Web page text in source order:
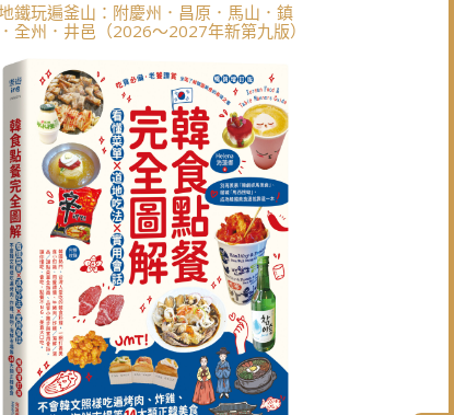
鐵玩遍釜山：附慶州．昌原．馬山．鎮
全州．井邑（2026～2027年新第九版）